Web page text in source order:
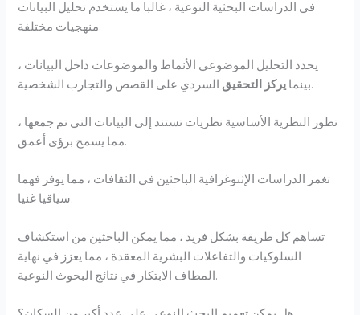
في الدراسات البحثية النوعية ، غالبا ما يستخدم تحليل البيانات
منهجيات مختلفة.
يحدد التحليل الموضوعي الأنماط والموضوعات داخل البيانات ،
بينما يركز التحقيق السردي على القصص والتجارب الشخصية.
تطور النظرية الأساسية نظريات تستند إلى البيانات التي تم جمعها ،
مما يسمح برؤى أعمق.
تغمر الدراسات الإثنوغرافية الباحثين في الثقافات ، مما يوفر فهما
سياقيا غنيا.
تساهم كل طريقة بشكل فريد ، مما يمكن الباحثين من استكشاف
السلوكيات والتفاعلات البشرية المعقدة ، مما يعزز في نهاية
المطاف الابتكار في نتائج البحوث النوعية.